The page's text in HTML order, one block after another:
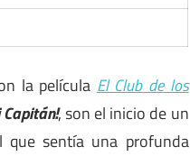
la película El Club de los
Capitán!, son el inicio de un
que sentía una profunda